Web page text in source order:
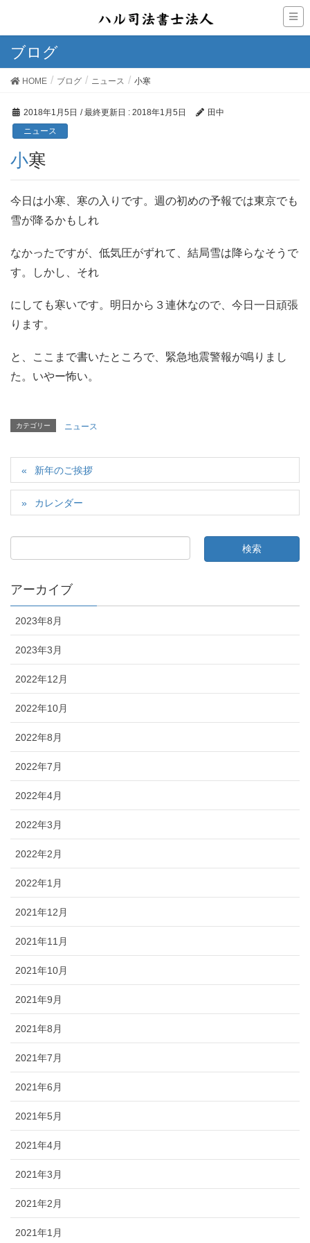
ブログ
HOME ブログ ニュース 小寒
2018年1月5日 / 最終更新日 : 2018年1月5日
田中
ニュース
小寒
今日は小寒、寒の入りです。週の初めの予報では東京でも
雪が降るかもしれ
なかったですが、低気圧がずれて、結局雪は降らなそうで
す。しかし、それ
にしても寒いです。明日から３連休なので、今日一日頑張
ります。
と、ここまで書いたところで、緊急地震警報が鳴りまし
た。いやー怖い。
カテゴリー ニュース
新年のご挨拶
カレンダー
アーカイブ
2023年8月
2023年3月
2022年12月
2022年10月
2022年8月
2022年7月
2022年4月
2022年3月
2022年2月
2022年1月
2021年12月
2021年11月
2021年10月
2021年9月
2021年8月
2021年7月
2021年6月
2021年5月
2021年4月
2021年3月
2021年2月
2021年1月